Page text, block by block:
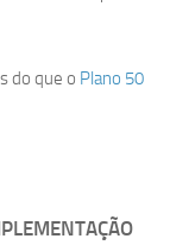
do que o Plano 50